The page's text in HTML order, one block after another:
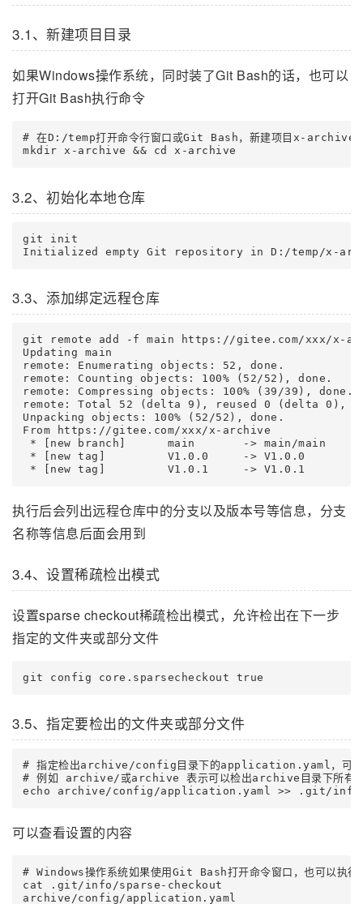
3.1、新建项目目录
如果Windows操作系统，同时装了Git Bash的话，也可以
打开Git Bash执行命令
# 在D:/temp打开命令行窗口或Git Bash，新建项目x-archive
3.2、初始化本地仓库
git init
3.3、添加绑定远程仓库
git remote add -f main https://gitee.com/xxx/x-
Updating main
remote: Enumerating objects: 52, done.
remote: Counting objects: 100% (52/52), done.
remote: Compressing objects: 100% (39/39), done.
remote: Total 52 (delta 9), reused 0 (delta 0),
Unpacking objects: 100% (52/52), done.
From https://gitee.com/xxx/x-archive
* [new branch]      main       -> main/main
* [new tag]         V1.0.0     -> V1.0.0
执行后会列出远程仓库中的分支以及版本号等信息，分支
名称等信息后面会用到
3.4、设置稀疏检出模式
设置sparse checkout稀疏检出模式，允许检出在下一步
指定的文件夹或部分文件
3.5、指定要检出的文件夹或部分文件
# 指定检出archive/config目录下的application.yaml，可以使
# 例如 archive/或archive 表示可以检出archive目录下所有文
可以查看设置的内容
# Windows操作系统如果使用Git Bash打开命令窗口，也可以执行
cat .git/info/sparse-checkout